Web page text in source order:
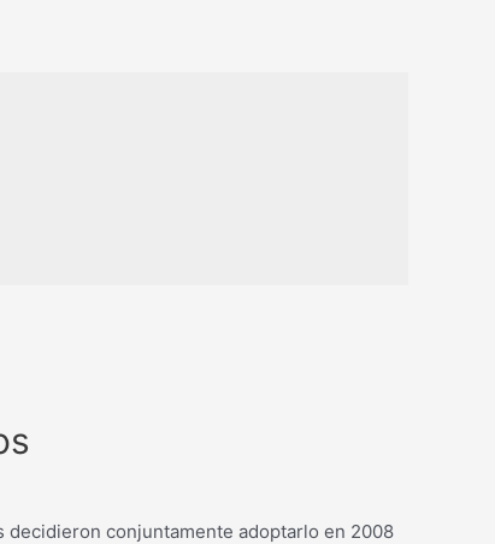
conjuntamente adoptarlo en 2008